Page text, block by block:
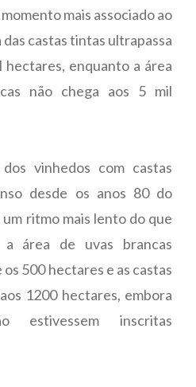
mais associado ao
castas tintas ultrapassa
hectares, enquanto a área
não chega aos 5 mil
vinhedos com castas
desde os anos 80 do
um ritmo mais lento do que
área de uvas brancas
500 hectares e as castas
1200 hectares, embora
estivessem inscritas